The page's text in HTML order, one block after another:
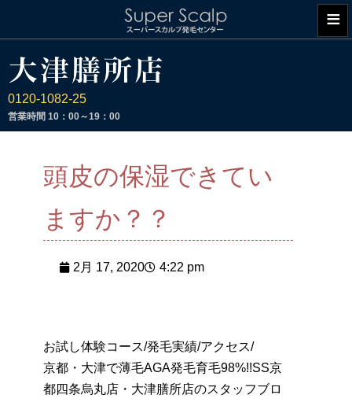
0120-1082-25
営業時間 10：00～19：00
≡
頭皮の保湿できてい
ますか？？
2月 17, 2020 4:22 pm
お試し体験コース/発毛実績/アクセス/
京都・大津で薄毛AGA発毛育毛98%!!SS京
都四条烏丸店・大津膳所店のスタッフブロ